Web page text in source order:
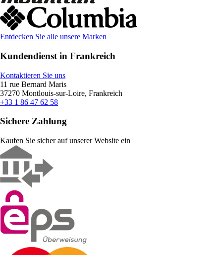
Entdecken Sie alle unsere Marken
Kundendienst in Frankreich
Kontaktieren Sie uns
11 rue Bernard Maris
37270 Montlouis-sur-Loire, Frankreich
+33 1 86 47 62 58
Sichere Zahlung
Kaufen Sie sicher auf unserer Website ein